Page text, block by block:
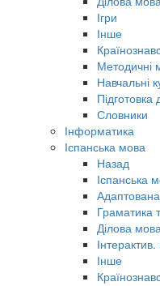
Ігри
Інше
Методичні
Навчальні
Підготовка
Словники
Інформатика
Іспанська мова
Назад
Іспанська
Граматика
Ділова
Інтерактив.
Інше